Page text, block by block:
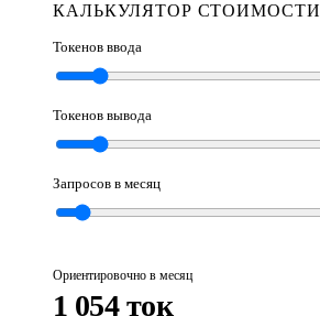
КАЛЬКУЛЯТОР СТОИМОСТИ
Токенов ввода
Токенов вывода
Запросов в месяц
Ориентировочно в месяц
1 054 ток